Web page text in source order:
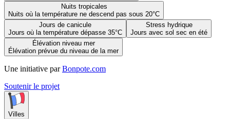
Nuits tropicales
Nuits où la température ne descend pas sous 20°C
Jours de canicule
Jours où la température dépasse 35°C
Stress hydrique
Jours avec sol sec en été
Élévation niveau mer
Élévation prévue du niveau de la mer
Une initiative par Bonpote.com
Soutenir le projet
Villes